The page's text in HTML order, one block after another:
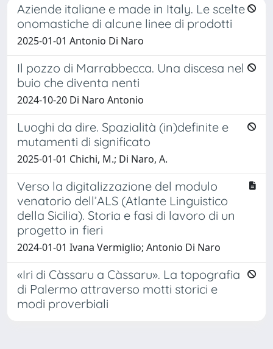
Aziende italiane e made in Italy. Le scelte
onomastiche di alcune linee di prodotti
2025-01-01 Antonio Di Naro
Il pozzo di Marrabbecca. Una discesa nel
buio che diventa nenti
2024-10-20 Di Naro Antonio
Luoghi da dire. Spazialità (in)definite e
mutamenti di significato
2025-01-01 Chichi, M.; Di Naro, A.
Verso la digitalizzazione del modulo
venatorio dell’ALS (Atlante Linguistico
della Sicilia). Storia e fasi di lavoro di un
progetto in fieri
2024-01-01 Ivana Vermiglio; Antonio Di Naro
«Iri di Càssaru a Càssaru». La topografia
di Palermo attraverso motti storici e
modi proverbiali